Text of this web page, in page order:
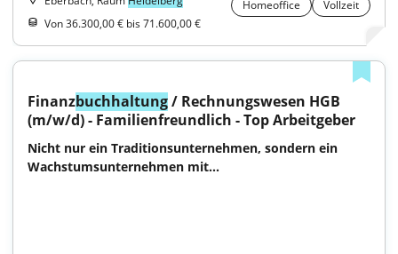
Homeoffice
Vollzeit
Von 36.300,00 € bis 71.600,00 €
Finanzbuchhaltung / Rechnungswesen HGB
(m/w/d) - Familienfreundlich - Top Arbeitgeber
Nicht nur ein Traditionsunternehmen, sondern ein
Wachstumsunternehmen mit...